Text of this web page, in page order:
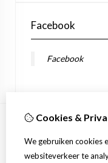
Facebook
Facebook
Informatie
Verzending
Cookies &
We gebruiken cookies
websiteverkeer te